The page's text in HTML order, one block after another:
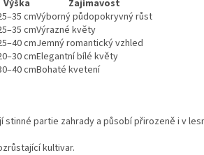
Výška
Zajímavost
cmVýborný půdopokryvný růst
cmVýrazné květy
cmJemný romantický vzhled
cmElegantní bílé květy
cmBohaté kvetení
partie zahrady a působí přirozeně i v
kultivar.